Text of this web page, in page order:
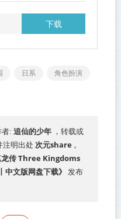
下载
日系
角色扮演
者: 追仙的少年 ，转载或
注明出处 次元share 。
龙传 Three Kingdoms
文版网盘下载》
发布